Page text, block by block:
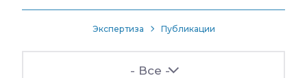
Экспертиза Публикации
- Все -